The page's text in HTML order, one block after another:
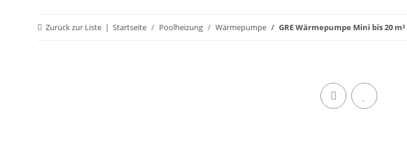
Zurück zur Liste Startseite Poolheizung Wärmepumpe GRE Wärmepumpe Mini bis 20